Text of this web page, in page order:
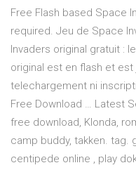
Free Flash based Space
required. Jeu de Space
Invaders original gratuit :
original est en flash et
telechargement ni
Free Download … Latest
free download, Klonda,
camp buddy, takken. tag.
centipede online , play